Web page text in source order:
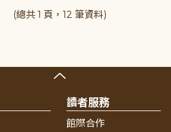
(總共 1 頁，12 筆資料)
讀者服務
館際合作